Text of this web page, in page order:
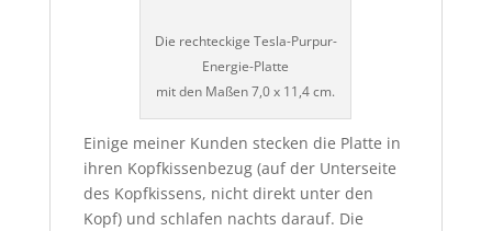
Die rechteckige Tesla-Purpur-
Energie-Platte
mit den Maßen 7,0 x 11,4 cm.
Einige meiner Kunden stecken die Platte in
ihren Kopfkissenbezug (auf der Unterseite
des Kopfkissens, nicht direkt unter den
Kopf) und schlafen nachts darauf. Die